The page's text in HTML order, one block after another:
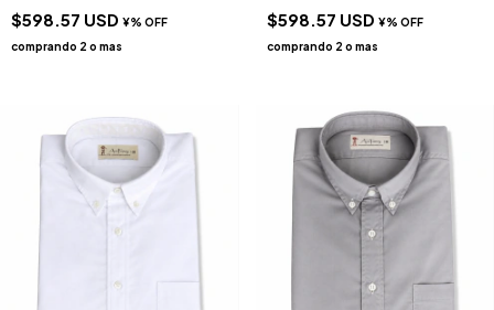
$598.57 USD $598.57 USD